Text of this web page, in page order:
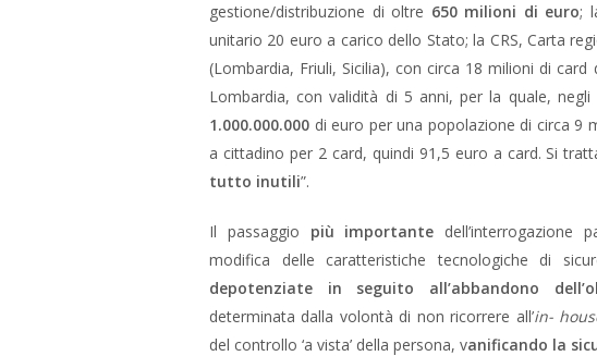
gestione/distribuzione di oltre 650 milioni di euro;
unitario 20 euro a carico dello Stato; la CRS, Carta
(Lombardia, Friuli, Sicilia), con circa 18 milioni di
Lombardia, con validità di 5 anni, per la quale,
1.000.000.000 di euro per una popolazione di circa 9
a cittadino per 2 card, quindi 91,5 euro a card. Si
tutto inutili”.
Il passaggio più importante dell’interrogazione
modifica delle caratteristiche tecnologiche di
depotenziate in seguito all’abbandono
determinata dalla volontà di non ricorrere all’in-
del controllo ‘a vista’ della persona, vanificando la